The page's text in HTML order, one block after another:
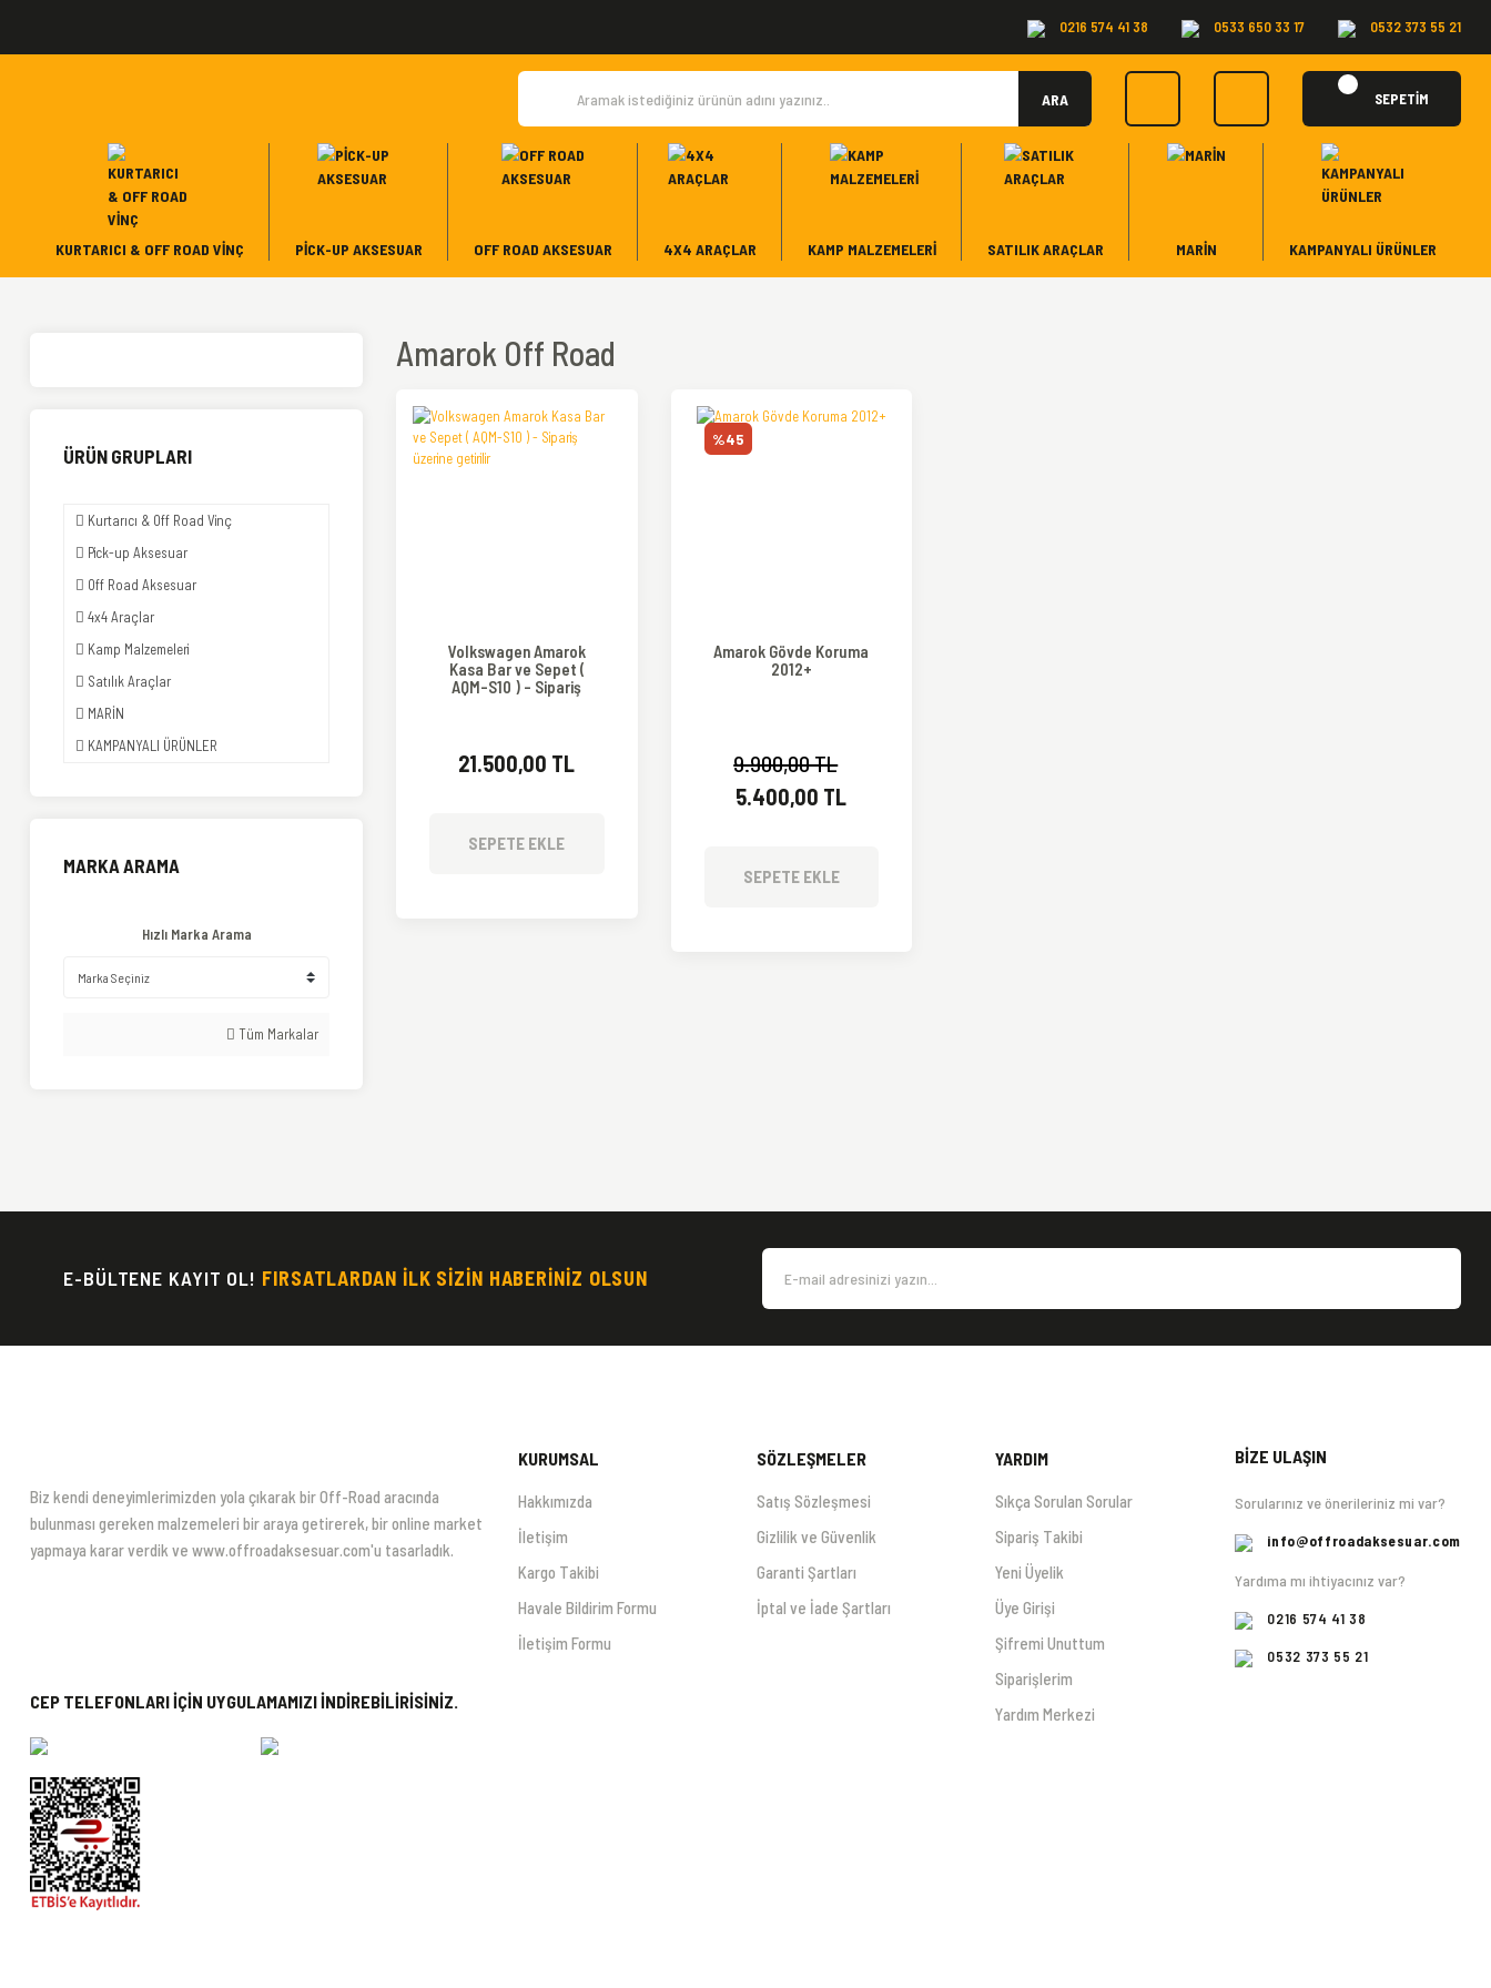
0216 574 41 38 0533 650 33 17 0532 373 55 21
ARA SEPETİM
KURTARICI & OFF ROAD VINÇ PICK-UP AKSESUAR OFF ROAD AKSESUAR 4X4 ARAÇLAR KAMP MALZEMELERI SATILIK ARAÇLAR MARİN KAMPANYALI ÜRÜNLER
ÜRÜN GRUPLARI
Kurtarıcı & Off Road Vinç
Pick-up Aksesuar
Off Road Aksesuar
4x4 Araçlar
Kamp Malzemeleri
Satılık Araçlar
MARİN
KAMPANYALI ÜRÜNLER
MARKA ARAMA
Hızlı Marka Arama
Tüm Markalar
Amarok Off Road
Volkswagen Amarok
Kasa Bar ve Sepet (
AQM-S10 ) - Sipariş
21.500,00 TL
SEPETE EKLE
%45
Amarok Gövde Koruma
2012+
9.900,00 TL
5.400,00 TL
SEPETE EKLE
E-BÜLTENE KAYIT OL! FIRSATLARDAN İLK SİZİN HABERİNİZ OLSUN
Biz kendi deneyimlerimizden yola çıkarak bir Off-Road aracında
bulunması gereken malzemeleri bir araya getirerek, bir online market
yapmaya karar verdik ve www.offroadaksesuar.com'u tasarladık.
CEP TELEFONLARI İÇİN UYGULAMAMIZI İNDİREBİLİRİSİNİZ.
KURUMSAL
Hakkımızda
İletişim
Kargo Takibi
Havale Bildirim Formu
İletişim Formu
SÖZLEŞMELER
Satış Sözleşmesi
Gizlilik ve Güvenlik
Garanti Şartları
İptal ve İade Şartları
YARDIM
Sıkça Sorulan Sorular
Sipariş Takibi
Yeni Üyelik
Üye Girişi
Şifremi Unuttum
Siparişlerim
Yardım Merkezi
BİZE ULAŞIN
Sorularınız ve önerileriniz mi var?
info@offroadaksesuar.com
Yardıma mı ihtiyacınız var?
0216 574 41 38
0532 373 55 21